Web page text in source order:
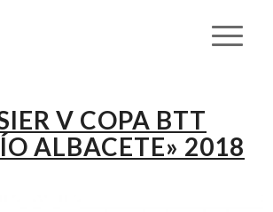
V COPA BTT
ALBACETE» 2018